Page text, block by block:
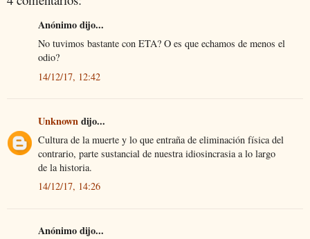
Anónimo dijo...
No tuvimos bastante con ETA? O es que echamos de menos el
odio?
14/12/17, 12:42
Unknowndijo...
Cultura de la muerte y lo que entraña de eliminación física del
contrario, parte sustancial de nuestra idiosincrasia a lo largo
de la historia.
14/12/17, 14:26
Anónimo dijo...